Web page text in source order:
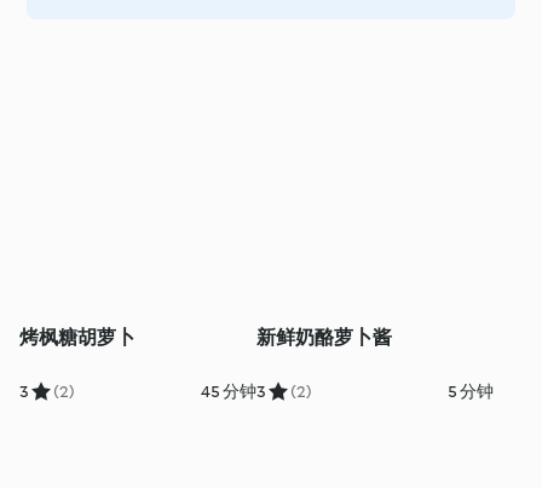
烤枫糖胡萝卜
3 (2) 45 分钟
新鲜奶酪萝卜酱
3 (2) 5 分钟